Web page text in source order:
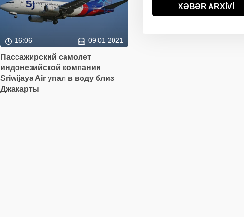
16:06 09 01 2021
Пассажирский самолет
индонезийской компании
Sriwijaya Air упал в воду близ
Джакарты
ABŞ-da uçan
hərbi versiyası ilk dəfə
XƏBƏR ARXİVİ